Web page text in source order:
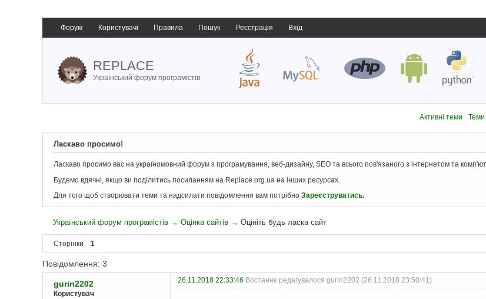
Форум Користувачі Правила Пошук Реєстрація Вхід
REPLACE
Український форум програмістів
Активні теми Теми
Ласкаво просимо!
Ласкаво просимо вас на україномовний форум з програмування, веб-дизайну, SEO та всього пов'язаного з інтернетом та
Будемо вдячні, якщо ви поділитись посиланням на Replace.org.ua на інших ресурсах.
Для того щоб створювати теми та надсилати повідомлення вам потрібно Зареєструватись.
Український форум програмістів →Оцінка сайтів →Оцініть будь ласка сайт
Сторінки 1
Повідомлення: 3
gurin2202 26.11.2018 22:33:46 Востаннє редагувалося gurin2202 (26.11.2018 23:50:41)
Користувач